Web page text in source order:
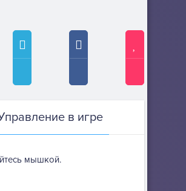
в игре
мышкой.